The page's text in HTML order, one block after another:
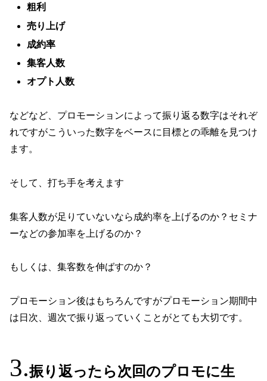
粗利
売り上げ
成約率
集客人数
オプト人数
などなど、プロモーションによって振り返る数字はそれぞ
れですがこういった数字をベースに目標との乖離を見つけ
ます。
そして、打ち手を考えます
集客人数が足りていないなら成約率を上げるのか？セミナ
ーなどの参加率を上げるのか？
もしくは、集客数を伸ばすのか？
プロモーション後はもちろんですがプロモーション期間中
は日次、週次で振り返っていくことがとても大切です。
振り返ったら次回のプロモに生